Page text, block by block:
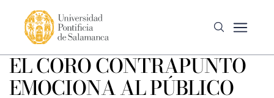
EL CORO CONTRAPUNTO
EMOCIONA AL PÚBLICO